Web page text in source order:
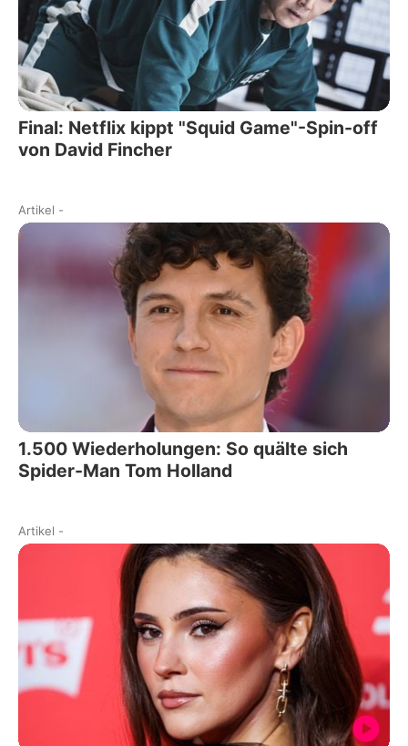
Final: Netflix kippt "Squid Game"-Spin-off
von David Fincher
Artikel -
1.500 Wiederholungen: So quälte sich
Spider-Man Tom Holland
Artikel -